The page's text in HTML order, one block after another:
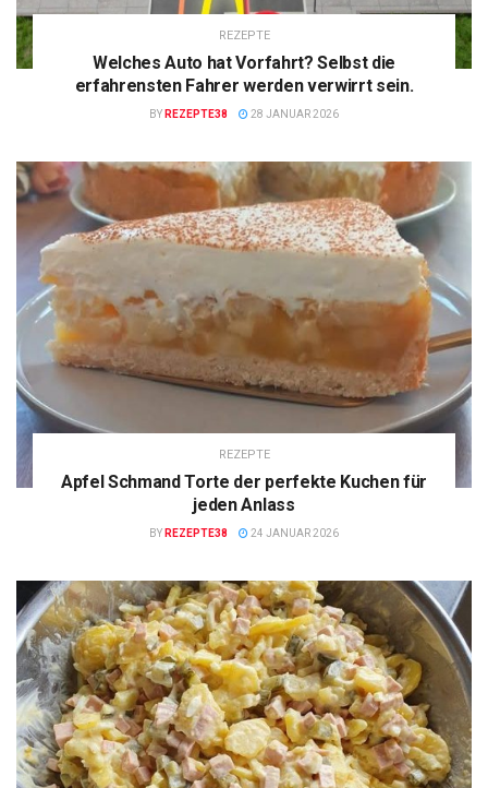
REZEPTE
Welches Auto hat Vorfahrt? Selbst die
erfahrensten Fahrer werden verwirrt sein.
BY REZEPTE38 28 JANUAR 2026
REZEPTE
Apfel Schmand Torte der perfekte Kuchen für
jeden Anlass
BY REZEPTE38 24 JANUAR 2026